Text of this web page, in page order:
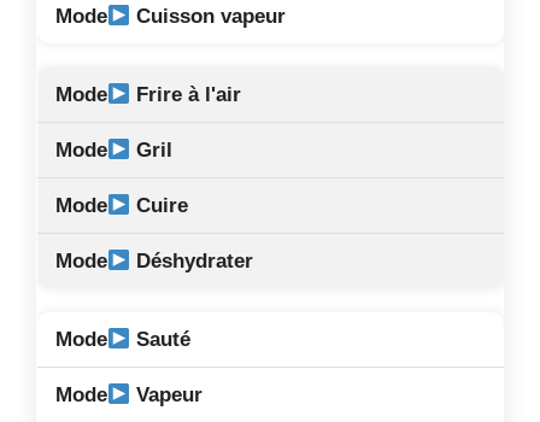
Cuisson vapeur
Frire à l'air
Gril
Cuire
Déshydrater
Sauté
Vapeur